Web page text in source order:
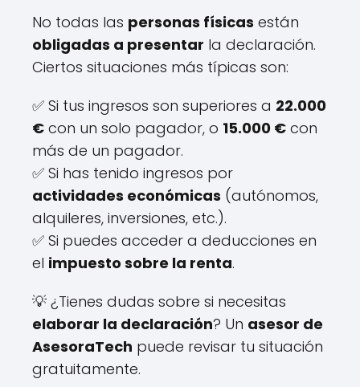
No todas las personas físicas están
obligadas a presentar la declaración.
Ciertos situaciones más típicas son:
✅ Si tus ingresos son superiores a 22.000
€ con un solo pagador, o 15.000 € con
más de un pagador.
✅ Si has tenido ingresos por
actividades económicas (autónomos,
alquileres, inversiones, etc.).
✅ Si puedes acceder a deducciones en
el impuesto sobre la renta.
💡 ¿Tienes dudas sobre si necesitas
elaborar la declaración? Un asesor de
AsesoraTech puede revisar tu situación
gratuitamente.